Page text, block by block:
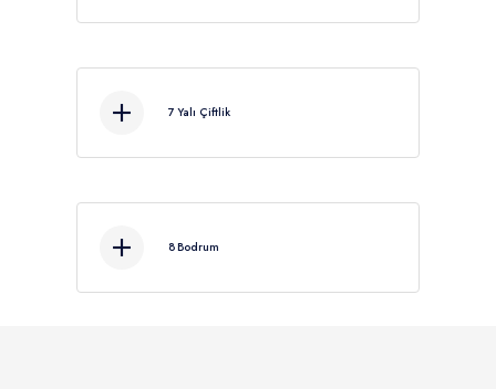
ve öğle yemeği için Pabuç
Burnu'na geçilir.
7 Yalı Çiftlik
için Yalıçiftlik'te demir
8Bodrum